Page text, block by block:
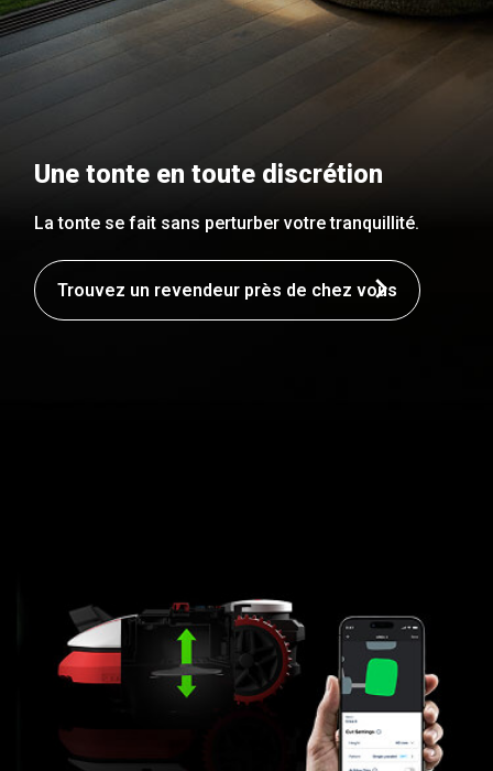
Une tonte en toute discrétion
La tonte se fait sans perturber votre tranquillité.
Trouvez un revendeur près de chez vous